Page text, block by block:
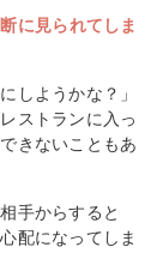
に見られてしま
しようかな？」
ストランに入っ
きないこともあ
手からすると
配になってしま